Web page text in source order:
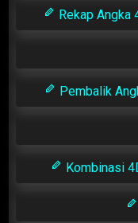
Rekap Angka
Pembalik
Kombinasi